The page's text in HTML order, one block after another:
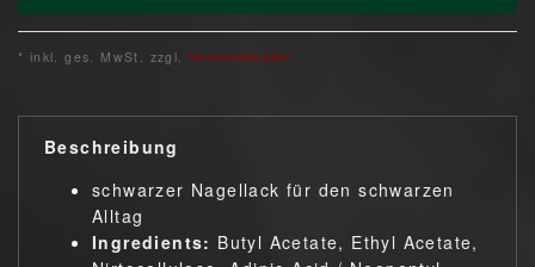
* inkl. ges. MwSt. zzgl. Versandkosten
Beschreibung
schwarzer Nagellack für den schwarzen
Alltag
Ingredients: Butyl Acetate, Ethyl Acetate,